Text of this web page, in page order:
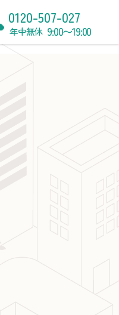
0120-507-027
年中無休 9:00〜19:00